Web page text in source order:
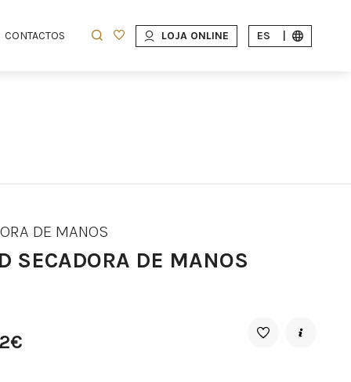
CONTACTOS LOJA ONLINE ES
DE MANOS
SECADORA DE MANOS